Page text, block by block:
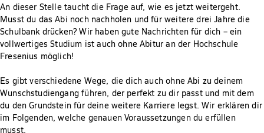
An dieser Stelle taucht die Frage auf, wie es jetzt weitergeht.
Musst du das Abi noch nachholen und für weitere drei Jahre die
Schulbank drücken? Wir haben gute Nachrichten für dich – ein
vollwertiges Studium ist auch ohne Abitur an der Hochschule
Fresenius möglich!
Es gibt verschiedene Wege, die dich auch ohne Abi zu deinem
Wunschstudiengang führen, der perfekt zu dir passt und mit dem
du den Grundstein für deine weitere Karriere legst. Wir erklären dir
im Folgenden, welche genauen Voraussetzungen du erfüllen
musst.